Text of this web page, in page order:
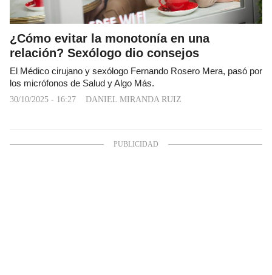
¿Cómo evitar la monotonía en una
relación? Sexólogo dio consejos
El Médico cirujano y sexólogo Fernando Rosero Mera, pasó por
los micrófonos de Salud y Algo Más.
30/10/2025 - 16:27 DANIEL MIRANDA RUIZ